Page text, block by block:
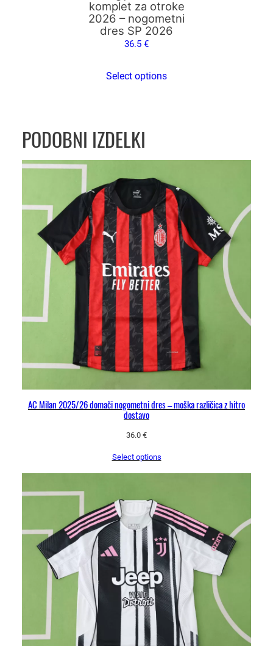
komplet za otroke
2026 – nogometni
dres SP 2026
36.5 €
Select options
strani
izdelka
PODOBNI IZDELKI
AC Milan 2025/26 domači nogometni dres – moška različica z hitro
dostavo
36.0 €
Select options